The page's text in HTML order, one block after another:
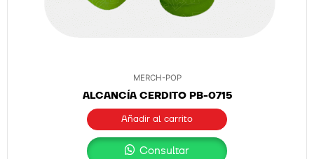
MERCH-POP
ALCANCÍA CERDITO PB-0715
Añadir al carrito
Consultar